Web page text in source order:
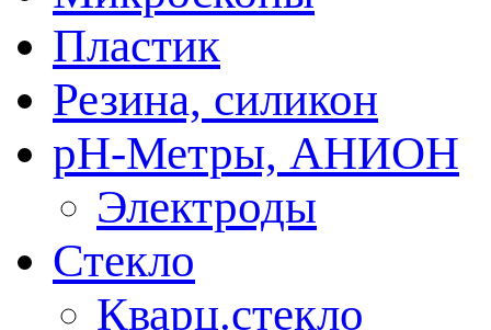
Пластик
Резина, силикон
рН-Метры, АНИОН
Электроды
Стекло
Кварц.стекло